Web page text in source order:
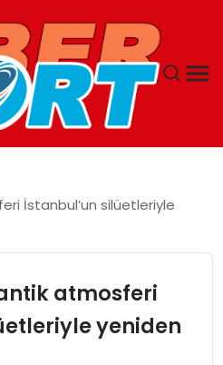
İstanbul’un silüetleriyle
atmosferi
yeniden